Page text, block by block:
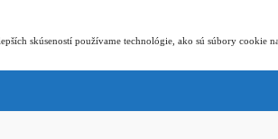
skúseností používame technológie, ako sú súbory